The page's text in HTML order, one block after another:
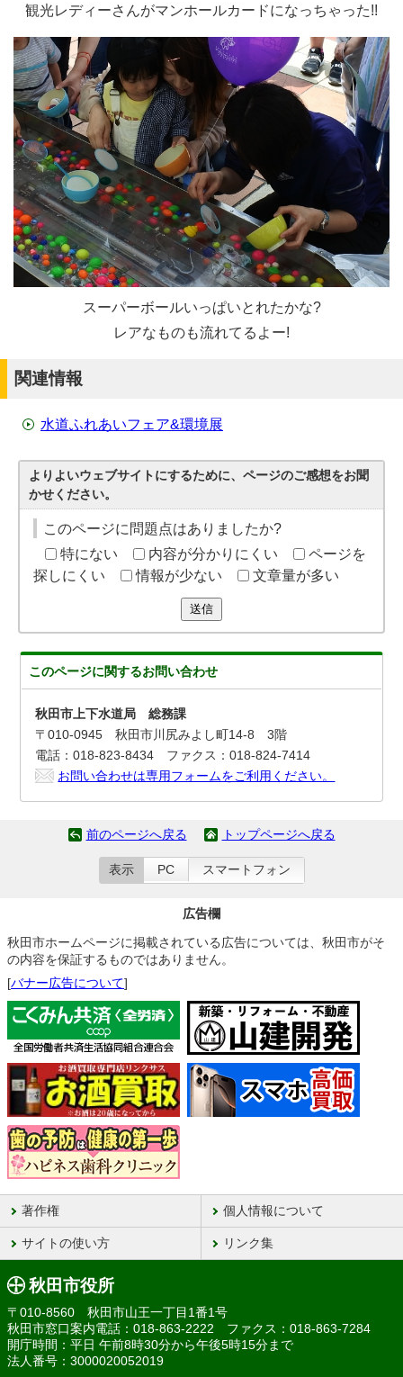
観光レディーさんがマンホールカードになっちゃった!!
スーパーボールいっぱいとれたかな?
レアなものも流れてるよー!
関連情報
水道ふれあいフェア&環境展
よりよいウェブサイトにするために、ページのご感想をお聞
かせください。
このページに問題点はありましたか?
特にない
内容が分かりにくい
ページを
探しにくい
情報が少ない 文章量が多い
送信
このページに関するお問い合わせ
秋田市上下水道局 総務課
〒010-0945 秋田市川尻みよし町14-8 3階
電話：018-823-8434 ファクス：018-824-7414
お問い合わせは専用フォームをご利用ください。
前のページへ戻る トップページへ戻る
表示 PC スマートフォン
広告欄
秋田市ホームページに掲載されている広告については、秋田市がそ
の内容を保証するものではありません。
[バナー広告について]
著作権 個人情報について
サイトの使い方 リンク集
秋田市役所
〒010-8560 秋田市山王一丁目1番1号
秋田市窓口案内電話：018-863-2222 ファクス：018-863-7284
開庁時間：平日 午前8時30分から午後5時15分まで
法人番号：3000020052019